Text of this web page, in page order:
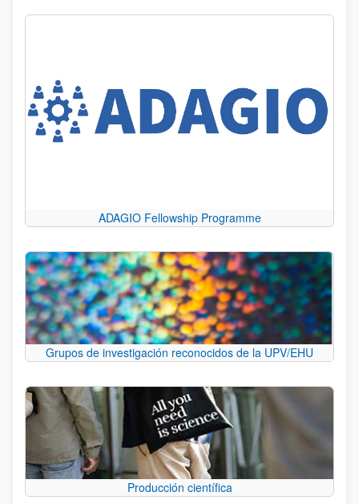
ADAGIO Fellowship Programme
Grupos de investigación reconocidos de la UPV/EHU
Producción científica